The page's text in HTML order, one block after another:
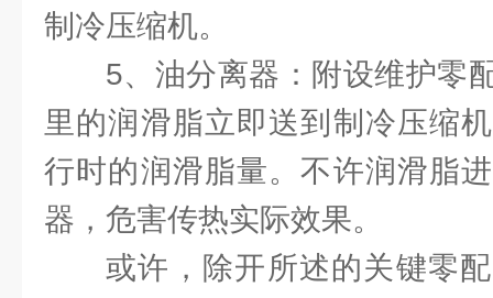
制冷压缩机。
5、油分离器：附设维护零
里的润滑脂立即送到制冷压缩
行时的润滑脂量。不许润滑脂
器，危害传热实际效果。
或许，除开所述的关键零